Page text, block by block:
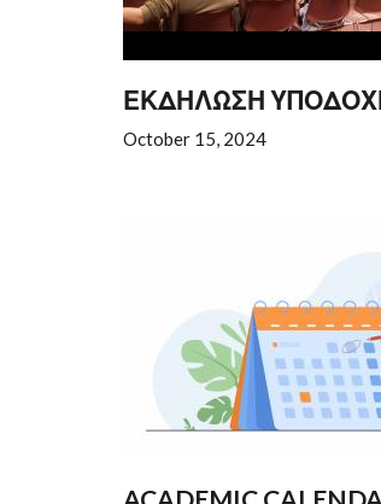
ΕΚΔΗΛΩΣΗ
October 15, 2024